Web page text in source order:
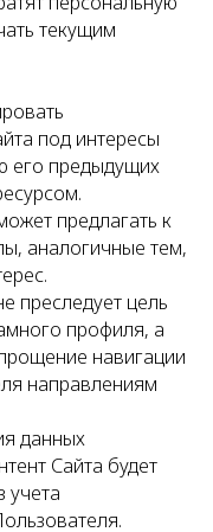
текущим
под интересы
его предыдущих
предлагать к
аналогичные тем,
преследует цель
профиля, а
навигации
направлениям
данных
Сайта будет
учета